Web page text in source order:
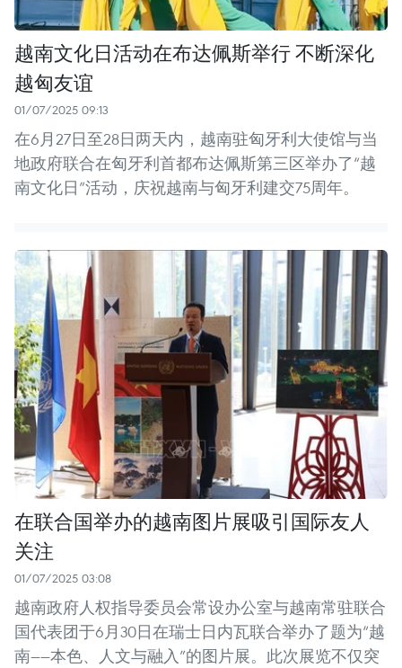
越南文化日活动在布达佩斯举行 不断深化
越匈友谊
01/07/2025 09:13
在6月27日至28日两天内，越南驻匈牙利大使馆与当
地政府联合在匈牙利首都布达佩斯第三区举办了“越
南文化日”活动，庆祝越南与匈牙利建交75周年。
在联合国举办的越南图片展吸引国际友人
关注
01/07/2025 03:08
越南政府人权指导委员会常设办公室与越南常驻联合
国代表团于6月30日在瑞士日内瓦联合举办了题为“越
南——本色、人文与融入”的图片展。此次展览不仅突